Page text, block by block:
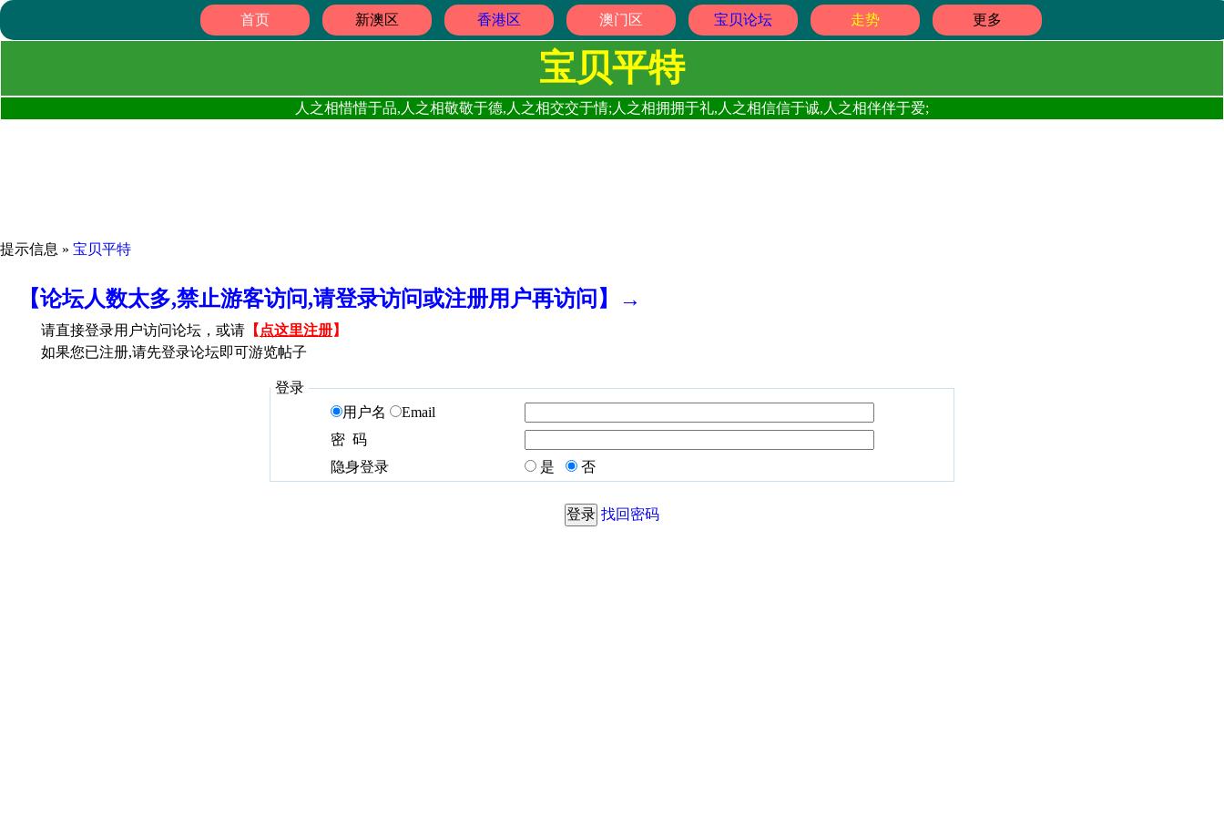
首页 新澳区 香港区 澳门区 宝贝论坛 走势 更多
宝贝平特
人之相惜惜于品,人之相敬敬于德,人之相交交于情;人之相拥拥于礼,人之相信信于诚,人之相伴伴于爱;
提示信息 » 宝贝平特
【论坛人数太多,禁止游客访问,请登录访问或注册用户再访问】→
请直接登录用户访问论坛，或请 【 点这里注册】
如果您已注册,请先登录论坛即可游览帖子
登录
用户名
Email
密 码
隐身登录
是 否
找回密码